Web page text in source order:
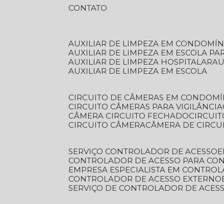
CONTATO
AUXILIAR DE LIMPEZA EM
AUXILIAR DE LIMPEZA EM ESCOLA
AUXILIAR DE LIMPEZA HOSPITALAR
AUXILIAR DE LIMPEZA EM ESCOLA
CIRCUITO DE CÂMERAS EM
CIRCUITO CÂMERAS PARA VIGILÂNCIA
CÂMERA CIRCUITO FECHADO
CIRCUITO CÂMERA
CÂMERA DE
SERVIÇO CONTROLADOR DE ACESSO
CONTROLADOR DE ACESSO PARA
EMPRESA ESPECIALISTA EM
CONTROLADOR DE ACESSO EXTERNO
SERVIÇO DE CONTROLADOR DE